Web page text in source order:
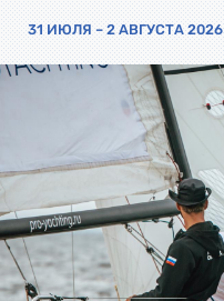
31 ИЮЛЯ – 2 АВГУСТА 2026